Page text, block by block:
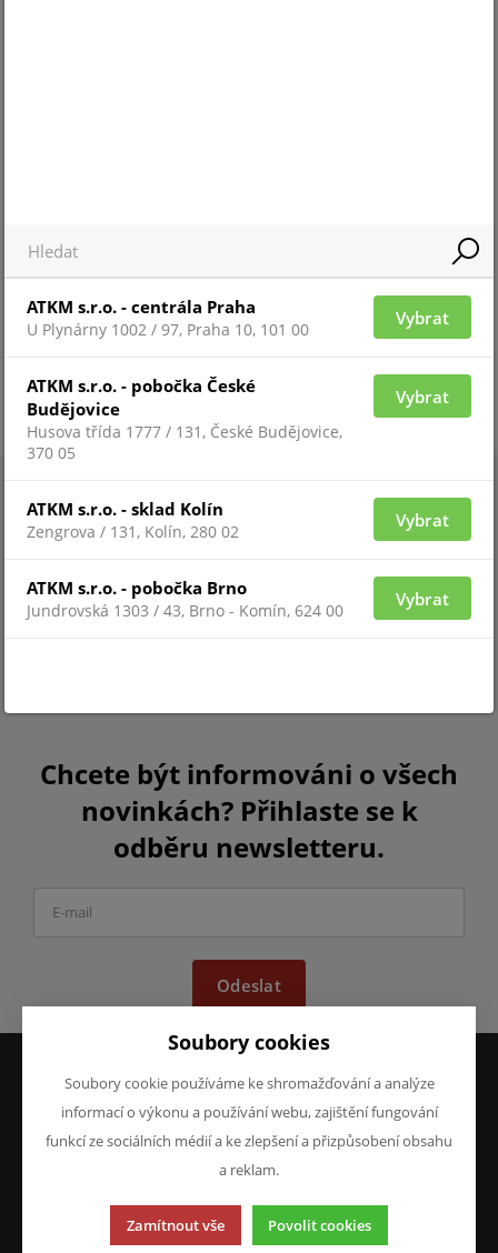
Chcete být informováni o všech
novinkách? Přihlaste se k
odběru newsletteru.
Odeslat
VŠE O NÁKUPU
Obchodní podmínky
osobních údajů
Doprava a platba
O FIRMĚ
O nás
Kontakty
Soubory cookies
Soubory cookie používáme ke shromažďování a analýze
informací o výkonu a používání webu, zajištění fungování
funkcí ze sociálních médií a ke zlepšení a přizpůsobení obsahu
a reklam.
Zamítnout vše Povolit cookies
ATKM s.r.o. - centrála Praha
U Plynárny 1002 / 97, Praha 10, 101 00
Vybrat
ATKM s.r.o. - pobočka České
Budějovice
Husova třída 1777 / 131, České Budějovice,
370 05
Vybrat
ATKM s.r.o. - sklad Kolín
Zengrova / 131, Kolín, 280 02
Vybrat
ATKM s.r.o. - pobočka Brno
Jundrovská 1303 / 43, Brno - Komín, 624 00
Vybrat